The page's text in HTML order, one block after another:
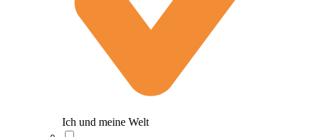
Ich und meine Welt